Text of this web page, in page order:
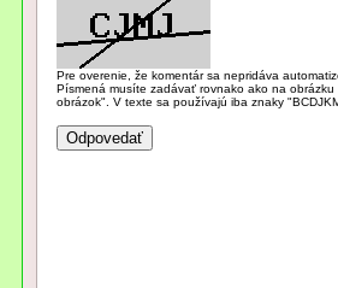
Pre overenie, že komentár sa nepridáva
Písmená musíte zadávať rovnako ako na
obrázok". V texte sa používajú iba znaky